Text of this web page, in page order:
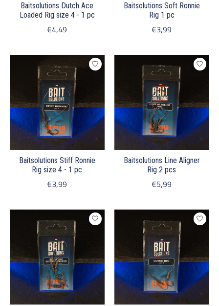
Baitsolutions Dutch Ace
Loaded Rig size 4 - 1 pc
€4,49
Baitsolutions Soft Ronnie
Rig 1 pc
€3,99
Baitsolutions Stiff Ronnie
Rig size 4 - 1 pc
€3,99
Baitsolutions Line Aligner
Rig 2 pcs
€5,99